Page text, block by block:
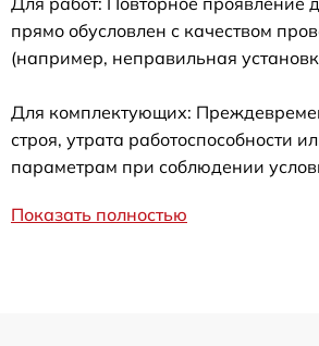
прямо обусловлен с качеством
(например, неправильная
Для комплектующих:
строя, утрата работоспособности
параметрам при соблюдении
Показать полностью